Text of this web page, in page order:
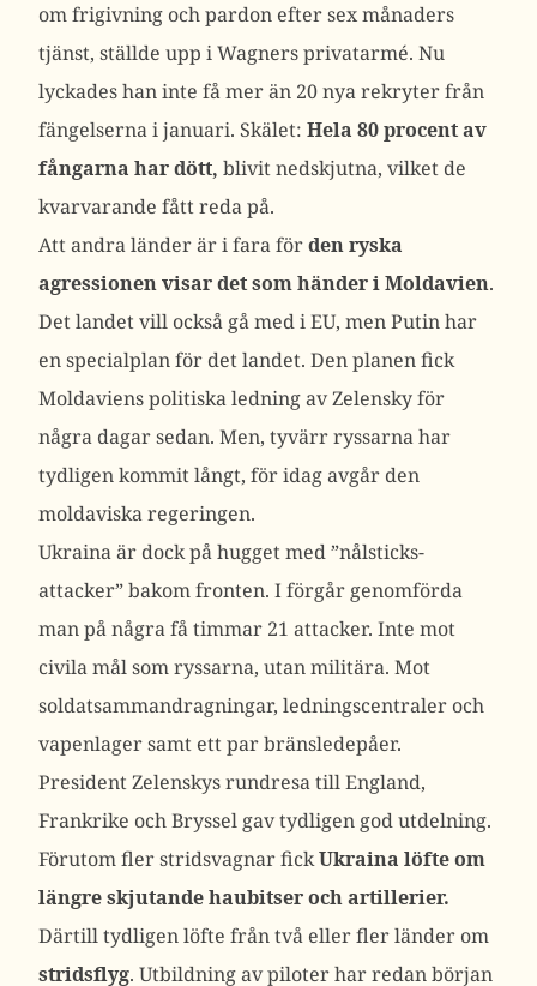
om frigivning och pardon efter sex månaders
tjänst, ställde upp i Wagners privatarmé. Nu
lyckades han inte få mer än 20 nya rekryter från
fängelserna i januari. Skälet: Hela 80 procent av
fångarna har dött, blivit nedskjutna, vilket de
kvarvarande fått reda på.
Att andra länder är i fara förden ryska
agressionen visar det som händer i Moldavien.
Det landet vill också gå med i EU, men Putin har
en specialplan för det landet. Den planen fick
Moldaviens politiska ledning av Zelensky för
några dagar sedan. Men, tyvärr ryssarna har
tydligen kommit långt, för idag avgår den
moldaviska regeringen.
Ukraina är dock på hugget med ”nålsticks-
attacker” bakom fronten. I förgår genomförda
man på några få timmar 21 attacker. Inte mot
civila mål som ryssarna, utan militära. Mot
soldatsammandragningar, ledningscentraler och
vapenlager samt ett par bränsledepåer.
President Zelenskys rundresa till England,
Frankrike och Bryssel gav tydligen god utdelning.
Förutom fler stridsvagnar fickUkraina löfte om
längre skjutande haubitser och artillerier.
Därtill tydligen löfte från två eller fler länder om
stridsflyg. Utbildning av piloter har redan början